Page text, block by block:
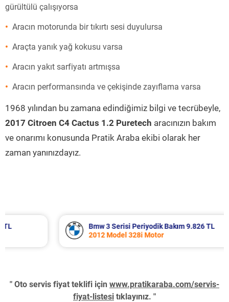
gürültülü çalışıyorsa
Aracın motorunda bir tıkırtı sesi duyulursa
Araçta yanık yağ kokusu varsa
Aracın yakıt sarfiyatı artmışsa
Aracın performansında ve çekişinde zayıflama varsa
1968 yılından bu zamana edindiğimiz bilgi ve tecrübeyle,
2017 Citroen C4 Cactus 1.2 Puretech aracınızın bakım
ve onarımı konusunda Pratik Araba ekibi olarak her
zaman yanınızdayız.
Bmw 3 Serisi Periyodik Bakım 9.826 TL
2012 Model 328i Motor
" Oto servis fiyat teklifi için www.pratikaraba.com/servis-
fiyat-listesi tıklayınız. "